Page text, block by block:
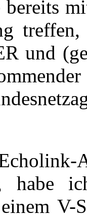
und
habe
V-